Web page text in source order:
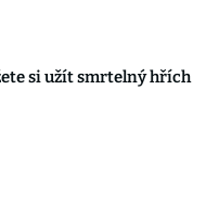
si užít smrtelný hřích